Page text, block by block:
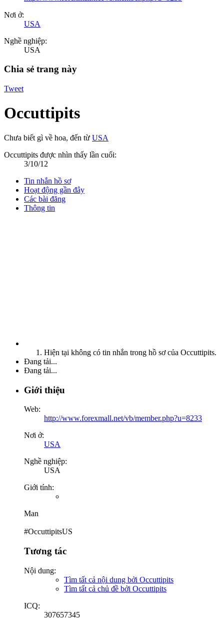
Nơi ở:
USA
Nghề nghiệp:
USA
Chia sẻ trang này
Tweet
Occuttipits
Chưa biết gì về hoa, đến từ USA
Occuttipits được nhìn thấy lần cuối:
3/10/12
Tin nhắn hồ sơ
Hoạt động gần đây
Các bài đăng
Thông tin
Hiện tại không có tin nhắn trong hồ sơ của Occuttipits.
Đang tải...
Đang tải...
Giới thiệu
Web:
http://www.forexmall.net/vb/member.php?u=8233
Nơi ở:
USA
Nghề nghiệp:
USA
Giới tính:
Man
#OccuttipitsUS
Tương tác
Nội dung:
Tìm tất cả nội dung bởi Occuttipits
Tìm tất cả chủ đề bởi Occuttipits
ICQ:
307657345